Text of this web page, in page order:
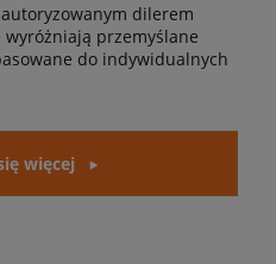
dilerem
przemyślane
do indywidualnych
więcej